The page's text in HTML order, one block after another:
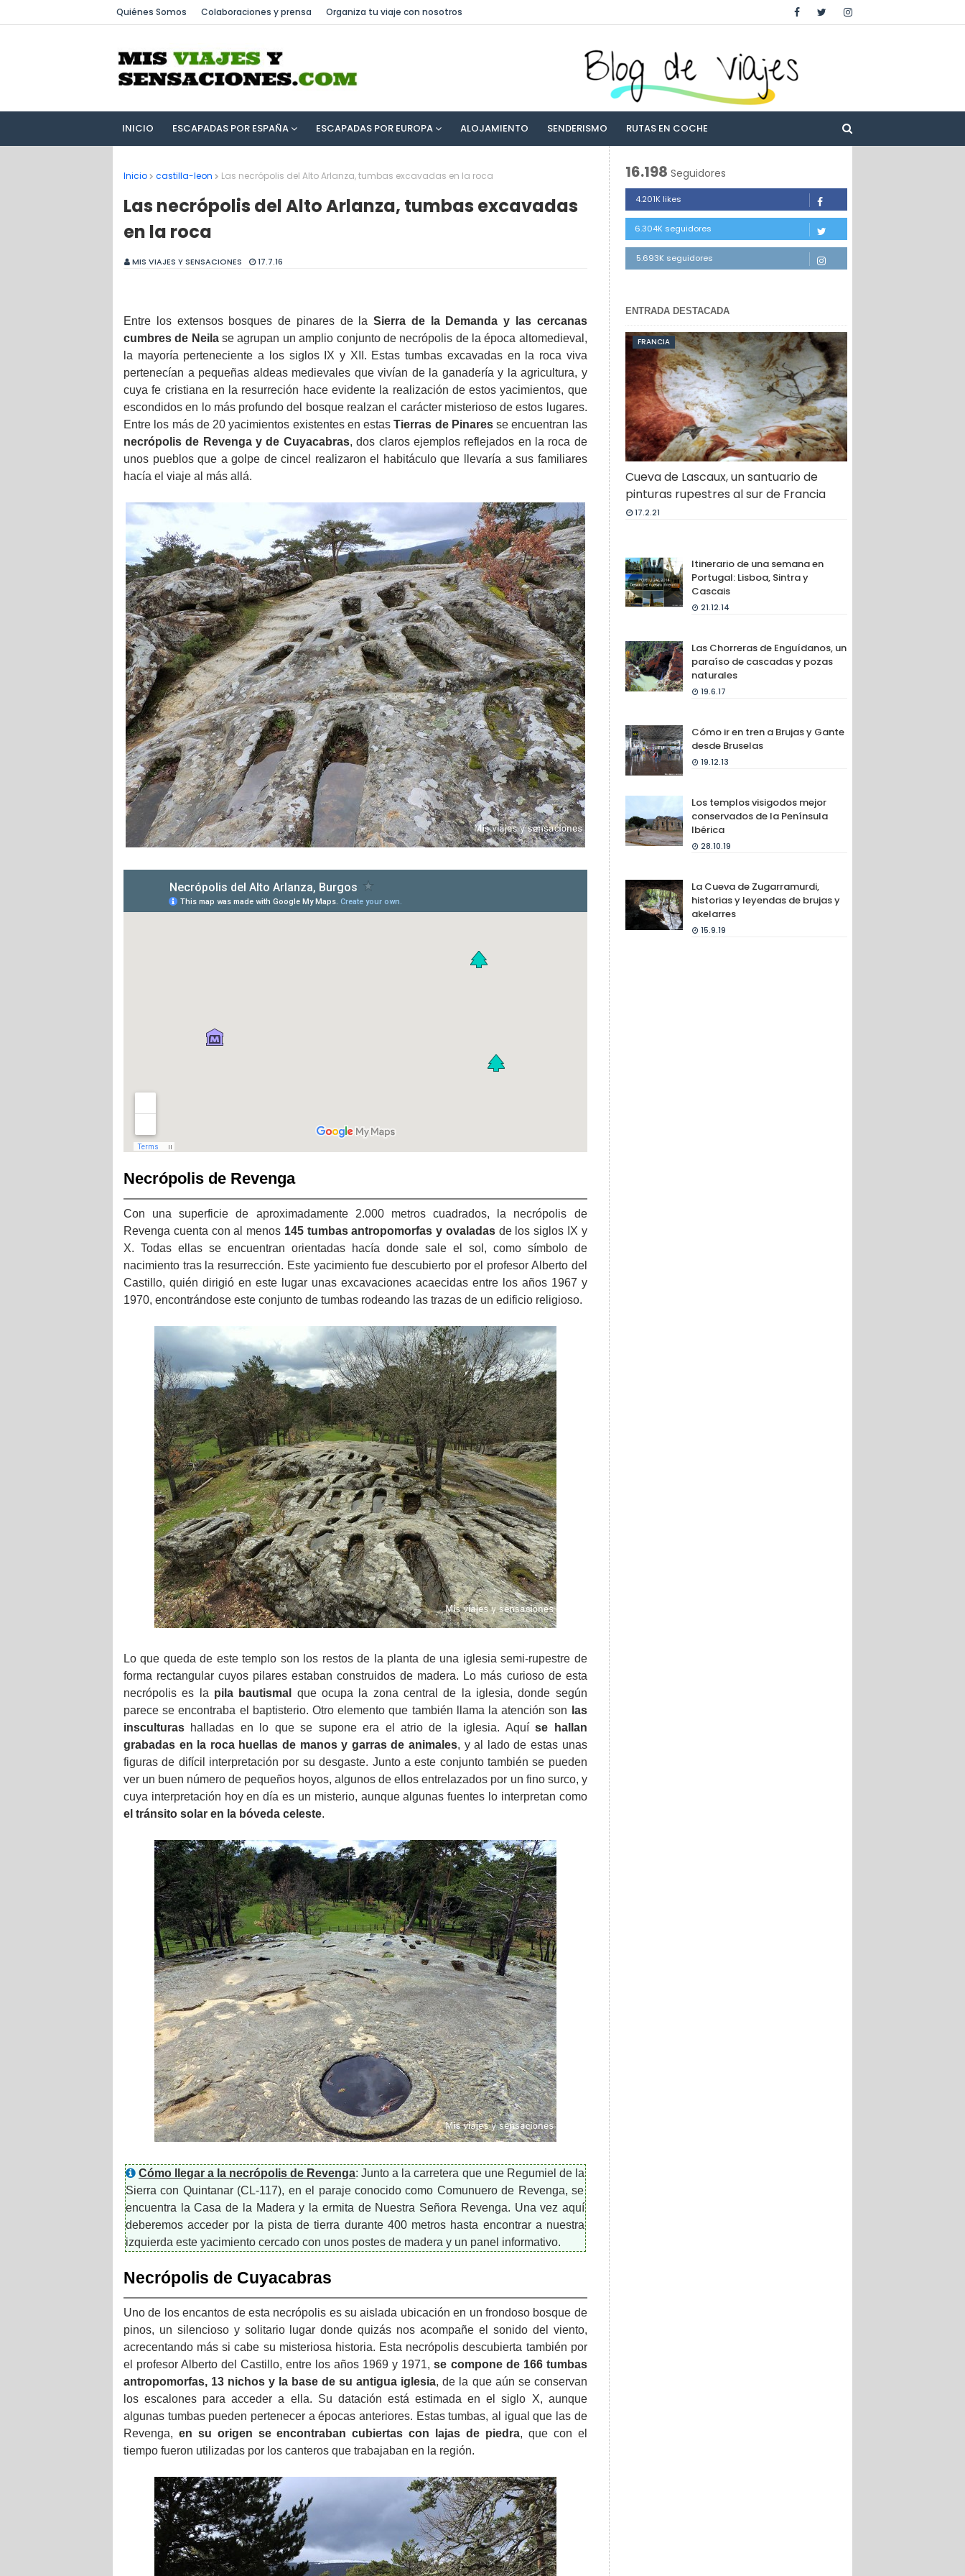
Quiénes Somos Colaboraciones y prensa Organiza tu viaje con nosotros
INICIO ESCAPADAS POR ESPAÑA ESCAPADAS POR EUROPA ALOJAMIENTO SENDERISMO RUTAS EN COCHE
Inicio castilla-leon Las necrópolis del Alto Arlanza, tumbas excavadas en la roca
Las necrópolis del Alto Arlanza, tumbas excavadas
en la roca
MIS VIAJES Y SENSACIONES 17.7.16
Entre los extensos bosques de pinares de laSierra de la Demanda y las cercanas
cumbres de Neilase agrupan un amplio conjunto de necrópolis de la época altomedieval,
la mayoría perteneciente a los siglos IX y XII. Estas tumbas excavadas en la roca viva
pertenecían a pequeñas aldeas medievales que vivían de la ganadería y la agricultura, y
cuya fe cristiana en la resurreción hace evidente la realización de estos yacimientos, que
escondidos en lo más profundo del bosque realzan el carácter misterioso de estos lugares.
Entre los más de 20 yacimientos existentes en estasTierras de Pinaresse encuentran las
necrópolis de Revenga y de Cuyacabras, dos claros ejemplos reflejados en la roca de
unos pueblos que a golpe de cincel realizaron el habitáculo que llevaría a sus familiares
hacía el viaje al más allá.
Necrópolis de Revenga
Con una superficie de aproximadamente 2.000 metros cuadrados, la necrópolis de
Revenga cuenta con al menos 145 tumbas antropomorfas y ovaladasde los siglos IX y
X. Todas ellas se encuentran orientadas hacía donde sale el sol, como símbolo de
nacimiento tras la resurrección. Este yacimiento fue descubierto por el profesor Alberto del
Castillo, quién dirigió en este lugar unas excavaciones acaecidas entre los años 1967 y
1970, encontrándose este conjunto de tumbas rodeando las trazas de un edificio religioso.
Lo que queda de este templo son los restos de la planta de una iglesia semi-rupestre de
forma rectangular cuyos pilares estaban construidos de madera. Lo más curioso de esta
necrópolis es la pila bautismal
que ocupa la zona central de la iglesia, donde según
parece se encontraba el baptisterio. Otro elemento que también llama la atención son
las
insculturas halladas en lo que se supone era el atrio de la iglesia. Aquíse hallan
grabadas en la roca huellas de manos y garras de animales, y al lado de estas unas
figuras de difícil interpretación por su desgaste. Junto a este conjunto también se pueden
ver un buen número de pequeños hoyos, algunos de ellos entrelazados por un fino surco, y
cuya interpretación hoy en día es un misterio, aunque algunas fuentes lo interpretan como
el tránsito solar en la bóveda celeste.
Cómo llegar a la necrópolis de Revenga: Junto a la carretera que une Regumiel de la
Sierra con Quintanar (CL-117), en el paraje conocido como Comunuero de Revenga, se
encuentra la Casa de la Madera y la ermita de Nuestra Señora Revenga. Una vez aquí
deberemos acceder por la pista de tierra durante 400 metros hasta encontrar a nuestra
izquierda este yacimiento cercado con unos postes de madera y un panel informativo.
Necrópolis de Cuyacabras
Uno de los encantos de esta necrópolis es su aislada ubicación en un frondoso bosque de
pinos, un silencioso y solitario lugar donde quizás nos acompañe el sonido del viento,
acrecentando más si cabe su misteriosa historia. Esta necrópolis descubierta también por
el profesor Alberto del Castillo, entre los años 1969 y 1971,se compone de 166 tumbas
antropomorfas, 13 nichos y la base de su antigua iglesia, de la que aún se conservan
los escalones para acceder a ella. Su datación está estimada en el siglo X, aunque
algunas tumbas pueden pertenecer a épocas anteriores. Estas tumbas, al igual que las de
Revenga, en su origen se encontraban cubiertas con lajas de piedra, que con el
tiempo fueron utilizadas por los canteros que trabajaban en la región.
16.198 Seguidores
4.201K likes
6.304K seguidores
5.693K seguidores
ENTRADA DESTACADA
FRANCIA
Cueva de Lascaux, un santuario de
pinturas rupestres al sur de Francia
17.2.21
Itinerario de una semana en
Portugal: Lisboa, Sintra y
Cascais
21.12.14
Las Chorreras de Enguídanos, un
paraíso de cascadas y pozas
naturales
19.6.17
Cómo ir en tren a Brujas y Gante
desde Bruselas
19.12.13
Los templos visigodos mejor
conservados de la Península
Ibérica
28.10.19
La Cueva de Zugarramurdi,
historias y leyendas de brujas y
akelarres
15.9.19